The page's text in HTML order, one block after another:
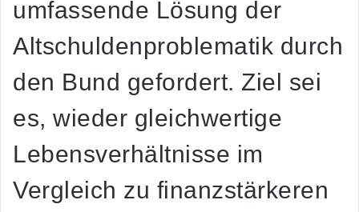
umfassende Lösung der
Altschuldenproblematik durch
den Bund gefordert. Ziel sei
es, wieder gleichwertige
Lebensverhältnisse im
Vergleich zu finanzstärkeren